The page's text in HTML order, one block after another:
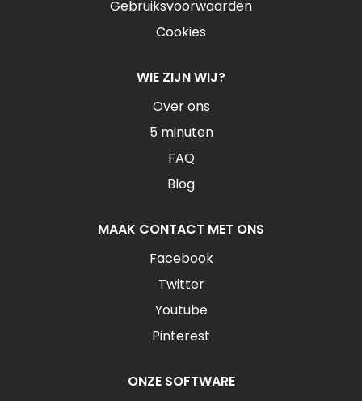
Gebruiksvoorwaarden
Cookies
WIE ZIJN WIJ?
Over ons
5 minuten
FAQ
Blog
MAAK CONTACT MET ONS
Facebook
Twitter
Youtube
Pinterest
ONZE SOFTWARE